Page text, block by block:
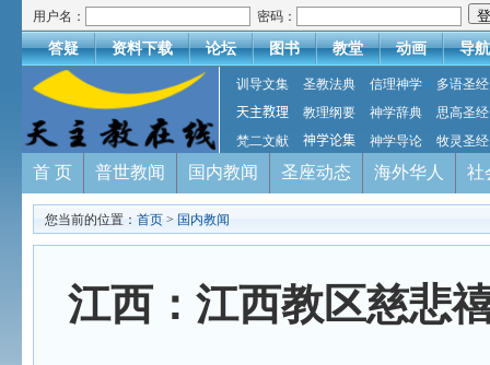
用户名： 密码：
答疑 资料下载 论坛 图书 教堂 动画 导航
训导文集 圣教法典 信理神学
多语圣经
天主教理
教理纲要 神学辞典
思高圣经
梵二文献
神学论集 神学导论 牧灵圣经
首 页 普世教闻 国内教闻 圣座动态 海外华人 社
您当前的位置： 首页 > 国内教闻
江西：江西教区慈悲